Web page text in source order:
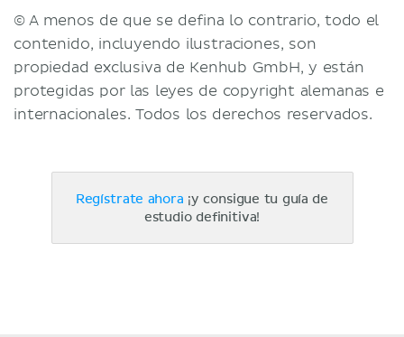
© A menos de que se defina lo contrario, todo el
contenido, incluyendo ilustraciones, son
propiedad exclusiva de Kenhub GmbH, y están
protegidas por las leyes de copyright alemanas e
internacionales. Todos los derechos reservados.
Regístrate ahora ¡y consigue tu guía de
estudio definitiva!